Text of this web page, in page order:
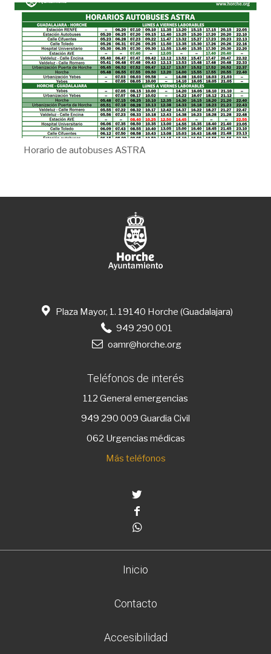
Horario de autobuses ASTRA
Plaza Mayor, 1. 19140 Horche (Guadalajara)
949 290 001
oamr@horche.org
Teléfonos de interés
112 General emergencias
949 290 009 Guardia Civil
062 Urgencias médicas
Más teléfonos
Inicio
Contacto
Accesibilidad